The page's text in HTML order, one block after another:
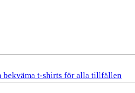
bekväma t-shirts för alla tillfällen